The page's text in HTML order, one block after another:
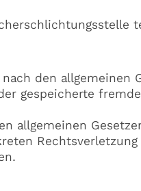
den allgemeinen
gespeicherte
allgemeinen